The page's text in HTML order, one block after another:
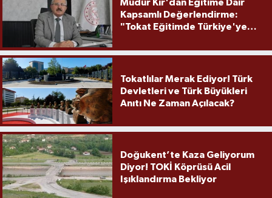
Müdür Kır'dan Eğitime Dair
Kapsamlı Değerlendirme:
"Tokat Eğitimde Türkiye'ye
Tokatlılar Merak Ediyor! Türk
Devletleri ve Türk Büyükleri
Anıtı Ne Zaman Açılacak?
Doğukent’te Kaza Geliyorum
Diyor! TOKİ Köprüsü Acil
Işıklandırma Bekliyor